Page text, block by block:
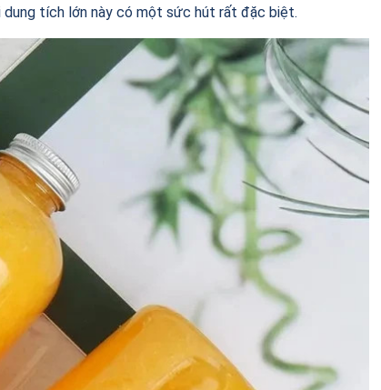
dung tích lớn này có một sức hút rất đặc biệt.